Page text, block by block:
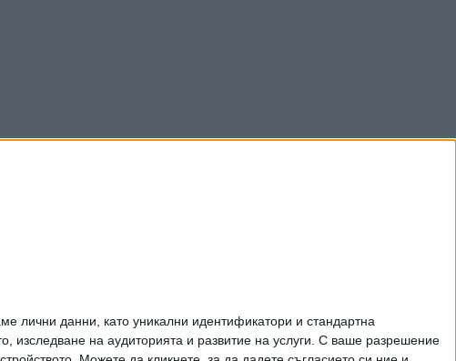
лични данни, като уникални идентификатори и стандартна
на аудиторията и развитие на услуги. С ваше разрешение